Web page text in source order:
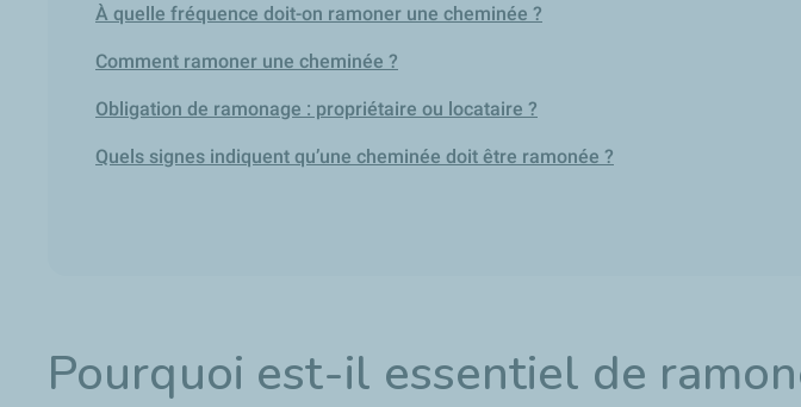
À quelle fréquence doit-on ramoner une cheminée ?
Comment ramoner une cheminée ?
Obligation de ramonage : propriétaire ou locataire ?
Quels signes indiquent qu’une cheminée doit être ramonée ?
Pourquoi est-il essentiel de